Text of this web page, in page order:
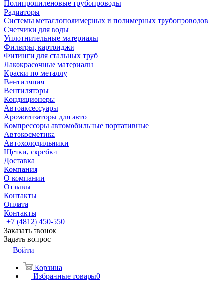
Полипропиленовые трубопроводы
Радиаторы
Системы металлополимерных и полимерных трубопроводов
Счетчики для воды
Уплотнительные материалы
Фильтры, картриджи
Фитинги для стальных труб
Лакокрасочные материалы
Краски по металлу
Вентиляция
Вентиляторы
Кондиционеры
Автоаксессуары
Аромотизаторы для авто
Компрессоры автомобильные портативные
Автокосметика
Автохолодильники
Щетки, скребки
Доставка
Компания
О компании
Отзывы
Контакты
Оплата
Контакты
+7 (4812) 450-550
Заказать звонок
Задать вопрос
Войти
Корзина
Избранные товары0